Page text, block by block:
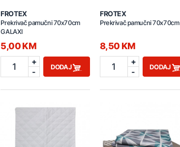
FROTEX
Prekrivač pamučni 70x70cm
GALAXI
5,00 KM
1
+
-
DODAJ
FROTEX
Prekrivač pamučni 70x70cm
8,50 KM
1
+
-
DODAJ